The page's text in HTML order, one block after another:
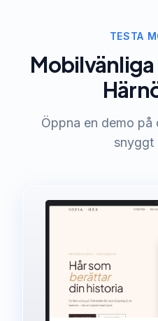
TESTA
Öppna en demo på
snyggt